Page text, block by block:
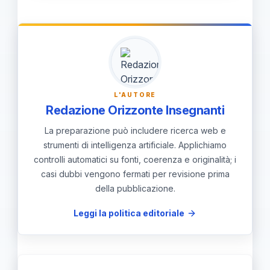
non fisici e prevedere supporto
immediato da tutor e supervisione.
frequenti conflitti o alti livelli di stress
in classe. Segnali di disallineamento
tra pratiche disciplinari e dignità degli
studenti richiedono interventi mirati.
Azioni consigliate: formazione mirata,
tutoraggio e revisione dei protocolli.
L'AUTORE
Redazione Orizzonte Insegnanti
La preparazione può includere ricerca web e
strumenti di intelligenza artificiale. Applichiamo
controlli automatici su fonti, coerenza e originalità; i
casi dubbi vengono fermati per revisione prima
della pubblicazione.
Leggi la politica editoriale